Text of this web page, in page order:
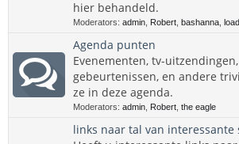
hier behandeld.
Moderators: admin Robert bashanna
Agenda punten
Evenementen, tv-
gebeurtenissen, en andere
ze in deze agenda.
Moderators: admin Robert the eagle
links naar tal van interessante